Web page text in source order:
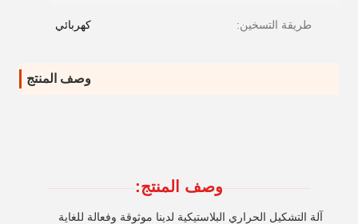
طريقة التسخين: كهربائي
وصف المنتج
وصف المنتج:
آلة التشكيل الحراري البلاستيكية لدينا موثوقة وفعالة للغاية